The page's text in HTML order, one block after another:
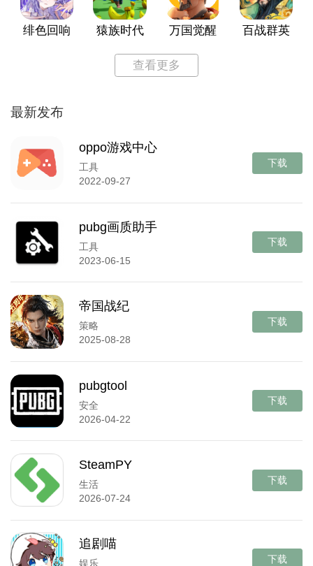
绯色回响 猿族时代 万国觉醒 百战群英
查看更多
最新发布
oppo游戏中心
工具
2022-09-27
下载
pubg画质助手
工具
2023-06-15
下载
帝国战纪
策略
2025-08-28
下载
pubgtool
安全
2026-04-22
下载
SteamPY
生活
2026-07-24
下载
追剧喵
娱乐 下载